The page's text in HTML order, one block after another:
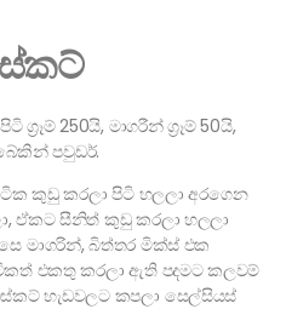
250යි, මාගරීන් ග්‍රෑම් 50යි,
පවුඩර්.
කුඩු කරලා පිටි හලලා අරගෙන
ඒකට සීනිත් කුඩු කරලා හලලා
මාගරින්, බිත්තර මික්ස් එක
එකතු කරලා ඇති පදමට කලවම්
හැඩවලට කපලා සෙල්සියස්